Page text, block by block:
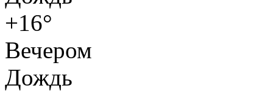
+16°
Вечером
Дождь